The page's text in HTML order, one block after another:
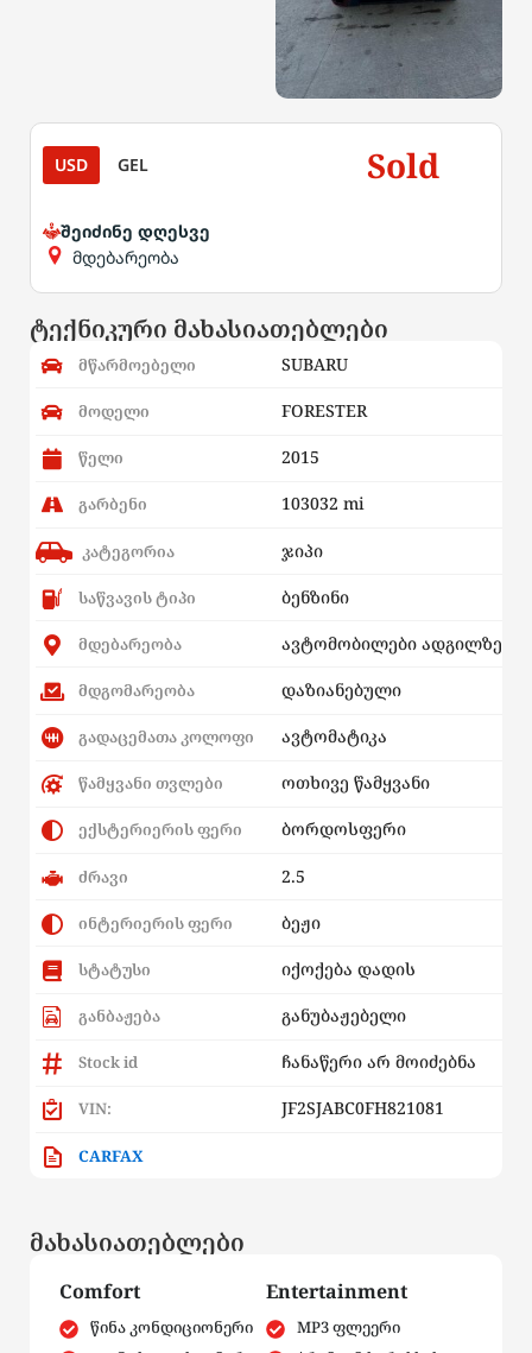
USD GEL Sold
შეიძინე დღესვე
მდებარეობა
ტექნიკური მახასიათებლები
მწარმოებელი SUBARU
მოდელი FORESTER
წელი 2015
გარბენი 103032 mi
კატეგორია ჯიპი
საწვავის ტიპი ბენზინი
მდებარეობა ავტომობილები ადგილზე
მდგომარეობა დაზიანებული
გადაცემათა კოლოფი ავტომატიკა
წამყვანი თვლები ოთხივე წამყვანი
ექსტერიერის ფერი ბორდოსფერი
ძრავი 2.5
ინტერიერის ფერი ბეჟი
სტატუსი იქოქება დადის
განბაჟება განუბაჟებელი
Stock id ჩანაწერი არ მოიძებნა
VIN: JF2SJABC0FH821081
CARFAX
მახასიათებლები
Comfort
წინა კონდიციონერი
Entertainment
MP3 ფლეერი